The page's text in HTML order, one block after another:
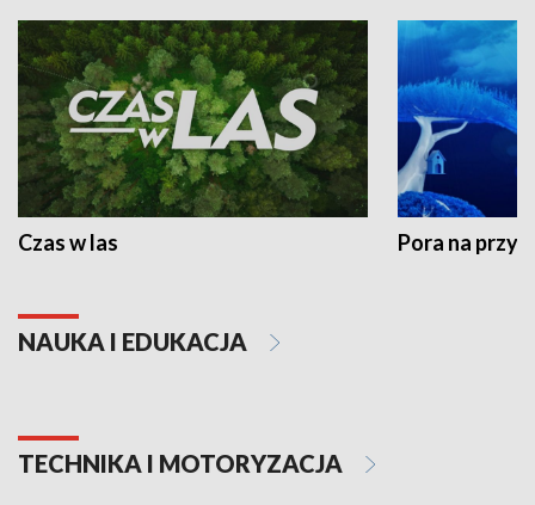
Czas w las Pora na
NAUKA I EDUKACJA
TECHNIKA I MOTORYZACJA